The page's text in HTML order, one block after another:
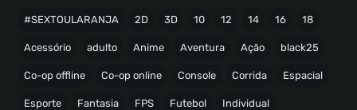
#SEXTOULARANJA 2D 3D 10 12 14 16 18
Acessório adulto Anime Aventura Ação black25
Co-op offline Co-op online Console Corrida Espacial
Esporte Fantasia FPS Futebol Individual